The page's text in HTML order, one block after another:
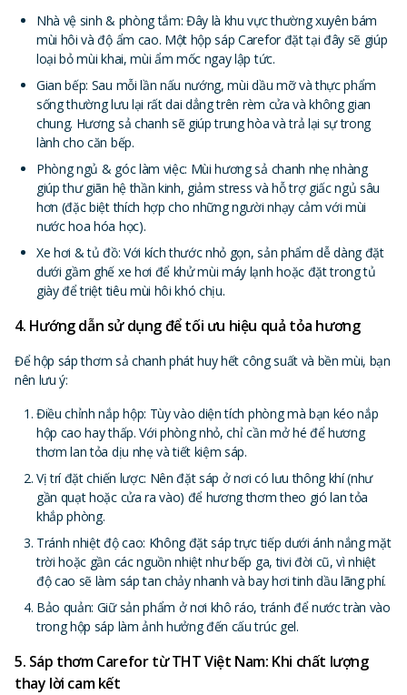
Nhà vệ sinh & phòng tắm: Đây là khu vực thường xuyên bám
mùi hôi và độ ẩm cao. Một hộp sáp Carefor đặt tại đây sẽ giúp
loại bỏ mùi khai, mùi ẩm mốc ngay lập tức.
Gian bếp: Sau mỗi lần nấu nướng, mùi dầu mỡ và thực phẩm
sống thường lưu lại rất dai dẳng trên rèm cửa và không gian
chung. Hương sả chanh sẽ giúp trung hòa và trả lại sự trong
lành cho căn bếp.
Phòng ngủ & góc làm việc: Mùi hương sả chanh nhẹ nhàng
giúp thư giãn hệ thần kinh, giảm stress và hỗ trợ giấc ngủ sâu
hơn (đặc biệt thích hợp cho những người nhạy cảm với mùi
nước hoa hóa học).
Xe hơi & tủ đồ: Với kích thước nhỏ gọn, sản phẩm dễ dàng đặt
dưới gầm ghế xe hơi để khử mùi máy lạnh hoặc đặt trong tủ
giày để triệt tiêu mùi hôi khó chịu.
4. Hướng dẫn sử dụng để tối ưu hiệu quả tỏa hương
Để hộp sáp thơm sả chanh phát huy hết công suất và bền mùi, bạn
nên lưu ý:
Điều chỉnh nắp hộp: Tùy vào diện tích phòng mà bạn kéo nắp
hộp cao hay thấp. Với phòng nhỏ, chỉ cần mở hé để hương
thơm lan tỏa dịu nhẹ và tiết kiệm sáp.
Vị trí đặt chiến lược: Nên đặt sáp ở nơi có lưu thông khí (như
gần quạt hoặc cửa ra vào) để hương thơm theo gió lan tỏa
khắp phòng.
Tránh nhiệt độ cao: Không đặt sáp trực tiếp dưới ánh nắng mặt
trời hoặc gần các nguồn nhiệt như bếp ga, tivi đời cũ, vì nhiệt
độ cao sẽ làm sáp tan chảy nhanh và bay hơi tinh dầu lãng phí.
Bảo quản: Giữ sản phẩm ở nơi khô ráo, tránh để nước tràn vào
trong hộp sáp làm ảnh hưởng đến cấu trúc gel.
5. Sáp thơm Carefor từ THT Việt Nam: Khi chất lượng
thay lời cam kết